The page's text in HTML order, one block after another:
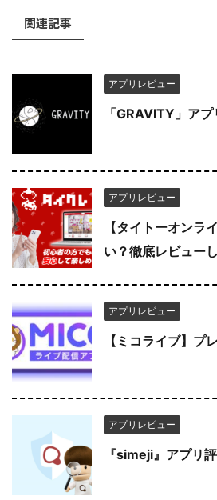
関連記事
アプリレビュー
「GRAVITY」ア
アプリレビュー
【タイトーオンラ
い？徹底レビュー
アプリレビュー
【ミコライブ】プ
アプリレビュー
『simeji』アプリ